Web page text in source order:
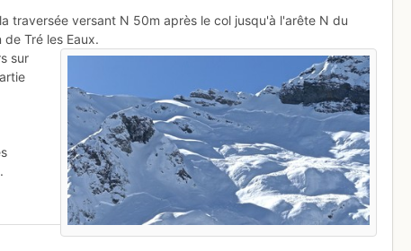
traversée versant N 50m après le col jusqu'à l'arête N du
Tré les Eaux.
sur